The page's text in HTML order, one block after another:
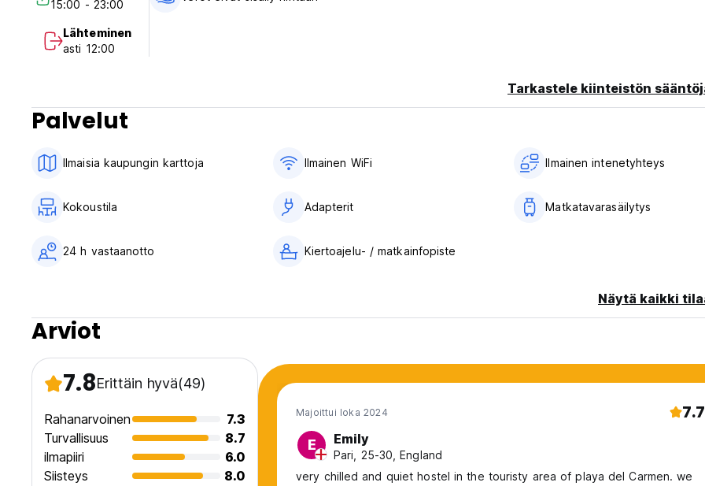
15:00 - 23:00
Lähteminen
asti 12:00
Tarkastele kiinteistön
Palvelut
Ilmaisia ​​kaupungin karttoja Ilmainen WiFi Ilmainen intenetyhteys
Kokoustila Adapterit Matkatavarasäilytys
24 h vastaanotto Kiertoajelu- / matkainfopiste
Näytä kaikki
Arviot
7.8Erittäin hyvä(49)
Rahanarvoinen
7.3
Turvallisuus
8.7
ilmapiiri
6.0
Siisteys
8.0
Majoittui loka 2024 7.7
E Emily
Pari, 25-30, England
very chilled and quiet hostel in the touristy area of playa del Carmen. we